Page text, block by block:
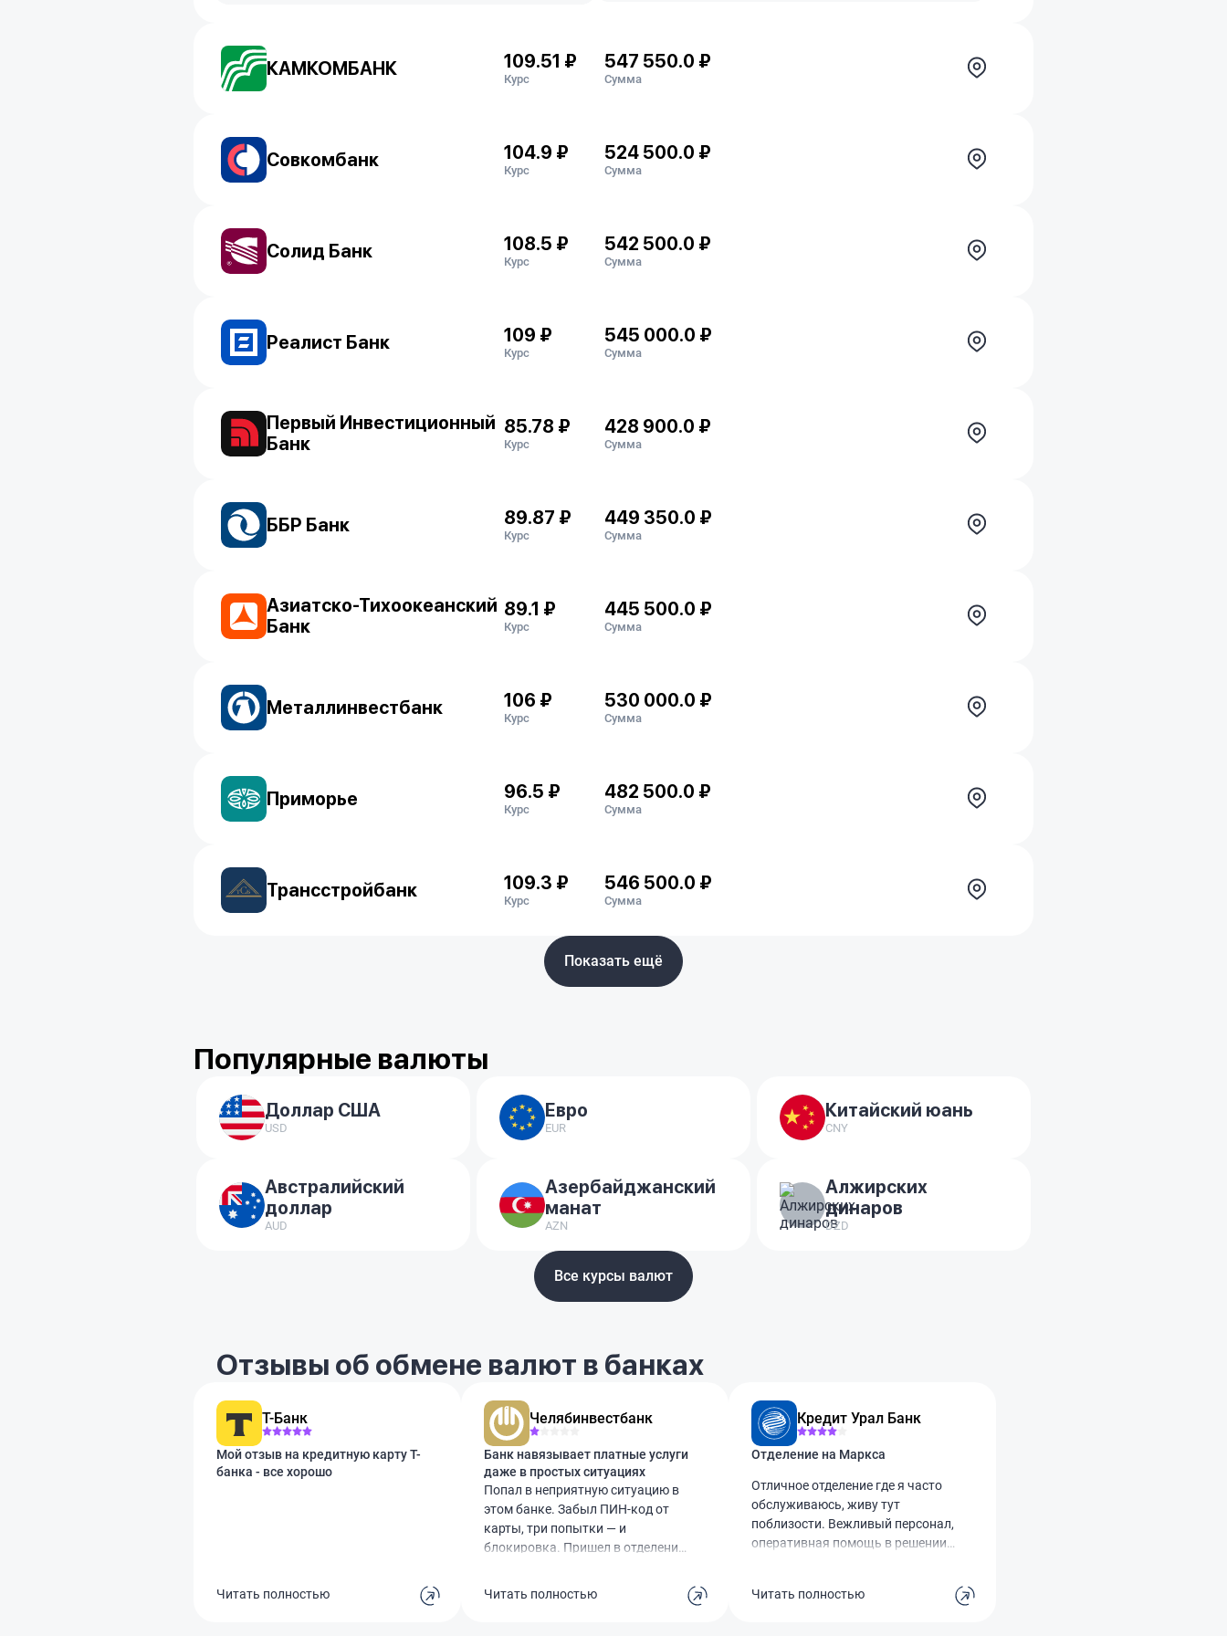
КАМКОМБАНК Курс
109.51 ₽
Сумма
547 550.0 ₽
Совкомбанк Курс
104.9 ₽
Сумма
524 500.0 ₽
Солид Банк Курс
108.5 ₽
Сумма
542 500.0 ₽
Реалист Банк Курс
109 ₽
Сумма
545 000.0 ₽
Первый Инвестиционный
Банк
Курс
85.78 ₽
Сумма
428 900.0 ₽
ББР Банк Курс
89.87 ₽
Сумма
449 350.0 ₽
Азиатско-Тихоокеанский
Банк
Курс
89.1 ₽
Сумма
445 500.0 ₽
Металлинвестбанк Курс
106 ₽
Сумма
530 000.0 ₽
Приморье Курс
96.5 ₽
Сумма
482 500.0 ₽
Трансстройбанк Курс
109.3 ₽
Сумма
546 500.0 ₽
Показать ещё
Популярные валюты
Доллар США
USD
Евро
EUR
Китайский юань
CNY
Австралийский
доллар
AUD
Азербайджанский
манат
AZN
Алжирских
динаров
DZD
Все курсы валют
Отзывы об обмене валют в банках
Т-Банк
Мой отзыв на кредитную карту Т-
банка - все хорошо
Читать полностью
Челябинвестбанк
Банк навязывает платные услуги
даже в простых ситуациях
Попал в неприятную ситуацию в
этом банке. Забыл ПИН-код от
карты, три попытки — и
блокировка. Пришел в отделение,
Читать полностью
Кредит Урал Банк
Отделение на Маркса
Отличное отделение где я часто
обслуживаюсь, живу тут
поблизости. Вежливый персонал,
оперативная помощь в решении
парковки и туалета. Поход в банк
Читать полностью